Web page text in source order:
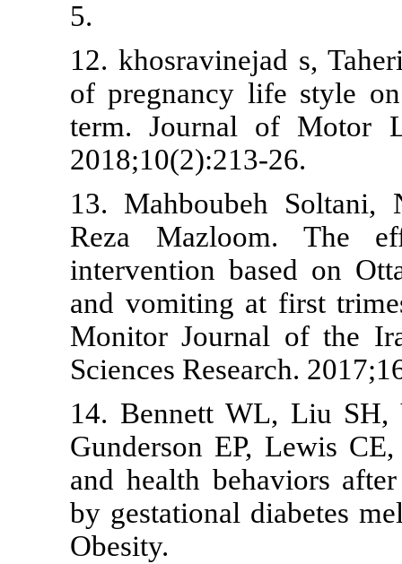
12.
of
term.
13.
Reza
intervention
and
Monitor
Sciences
14. Bennett
Gunderson
and health
by